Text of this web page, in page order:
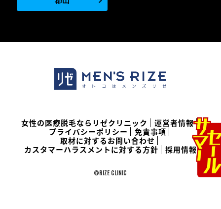
女性の医療脱毛ならリゼクリニック
運営者情報
プライバシーポリシー
免責事項
取材に対するお問い合わせ
カスタマーハラスメントに対する方針
採用情報
©RIZE CLINIC